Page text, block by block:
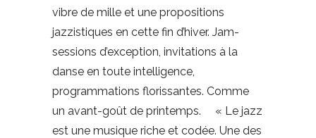
vibre de mille et une propositions
jazzistiques en cette fin d’hiver. Jam-
sessions d’exception, invitations à la
danse en toute intelligence,
programmations florissantes. Comme
un avant-goût de printemps. « Le jazz
est une musique riche et codée. Une des